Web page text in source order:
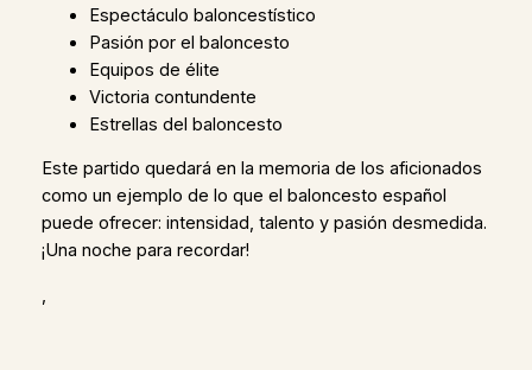
Espectáculo baloncestístico
Pasión por el baloncesto
Equipos de élite
Victoria contundente
Estrellas del baloncesto
Este partido quedará en la memoria de los aficionados
como un ejemplo de lo que el baloncesto español
puede ofrecer: intensidad, talento y pasión desmedida.
¡Una noche para recordar!